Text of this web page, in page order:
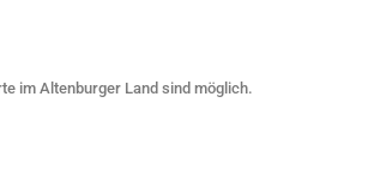
im Altenburger Land sind möglich.